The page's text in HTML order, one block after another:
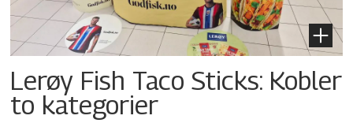
Lerøy Fish Taco Sticks: Kobler
to kategorier